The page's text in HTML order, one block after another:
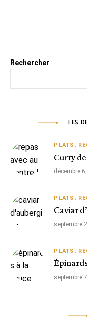
Rechercher
LES
PLATS
Curry
décembre
PLATS
Caviar
septembre
PLATS
septembre